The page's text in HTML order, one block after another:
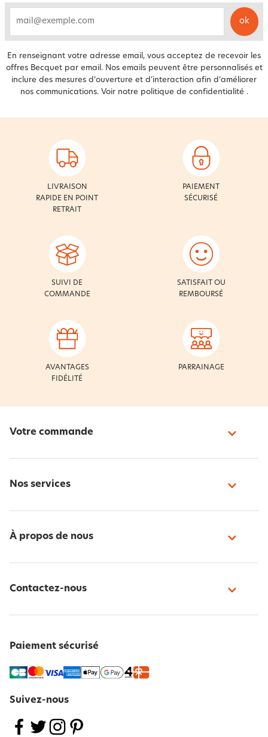
ok
En renseignant votre adresse email, vous acceptez de recevoir les
offres Becquet par email. Nos emails peuvent être personnalisés et
inclure des mesures d’ouverture et d’interaction afin d’améliorer
nos communications. Voir notre politique de confidentialité .
LIVRAISON
RAPIDE EN POINT
RETRAIT
PAIEMENT
SÉCURISÉ
SUIVI DE
COMMANDE
SATISFAIT OU
REMBOURSÉ
AVANTAGES
FIDÉLITÉ
PARRAINAGE
Votre commande
Nos services
À propos de nous
Contactez-nous
Paiement sécurisé
Suivez-nous